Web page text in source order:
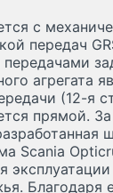
с
передач
агрегата
(12-я
прямой.
Scania
Благодаря